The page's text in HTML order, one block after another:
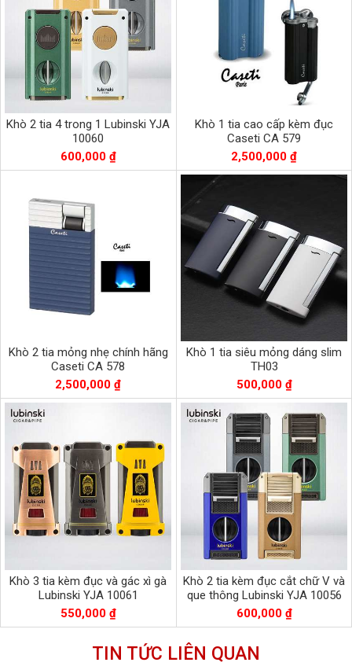
Khò 2 tia 4 trong 1 Lubinski YJA
10060
600,000 ₫
Khò 1 tia cao cấp kèm đục
Caseti CA 579
2,500,000 ₫
Khò 2 tia mỏng nhẹ chính hãng
Caseti CA 578
2,500,000 ₫
Khò 1 tia siêu mỏng dáng slim
TH03
500,000 ₫
Khò 3 tia kèm đục và gác xì gà
Lubinski YJA 10061
550,000 ₫
Khò 2 tia kèm đục cắt chữ V và
que thông Lubinski YJA 10056
600,000 ₫
TIN TỨC LIÊN QUAN